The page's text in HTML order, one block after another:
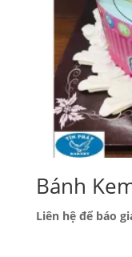
Bánh
Liên hệ để báo